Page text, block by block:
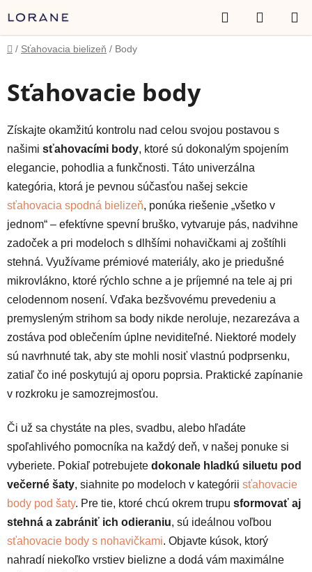
na
obsah
Hľadať
KOŠÍK
Domov
/ Sťahovacia bielizeň / Body
Sťahovacie body
Získajte okamžitú kontrolu nad celou svojou postavou s
našimi sťahovacími body, ktoré sú dokonalým spojením
elegancie, pohodlia a funkčnosti. Táto univerzálna
kategória, ktorá je pevnou súčasťou našej sekcie
sťahovacia spodná bielizeň, ponúka riešenie „všetko v
jednom“ – efektívne spevní bruško, vytvaruje pás, nadvihne
zadoček a pri modeloch s dlhšími nohavičkami aj zoštíhli
stehná. Využívame prémiové materiály, ako je priedušné
mikrovlákno, ktoré rýchlo schne a je príjemné na tele aj pri
celodennom nosení. Vďaka bezšvovému prevedeniu a
premysleným strihom sa body nikde neroluje, nezarezáva a
zostáva pod oblečením úplne neviditeľné. Niektoré modely
sú navrhnuté tak, aby ste mohli nosiť vlastnú podprsenku,
zatiaľ čo iné poskytujú aj oporu poprsia. Praktické zapínanie
v rozkroku je samozrejmosťou.
Či už sa chystáte na ples, svadbu, alebo hľadáte
spoľahlivého pomocníka na každý deň, v našej ponuke si
vyberiete. Pokiaľ potrebujete dokonale hladkú siluetu pod
večerné šaty, siahnite po modeloch v kategórii sťahovacie
body pod šaty. Pre tie, ktoré chcú okrem trupu sformovať aj
stehná a zabrániť ich odieraniu, sú ideálnou voľbou
sťahovacie body s nohavičkami. Objavte kúsok, ktorý
nahradí niekoľko vrstiev bielizne a dodá vám maximálne